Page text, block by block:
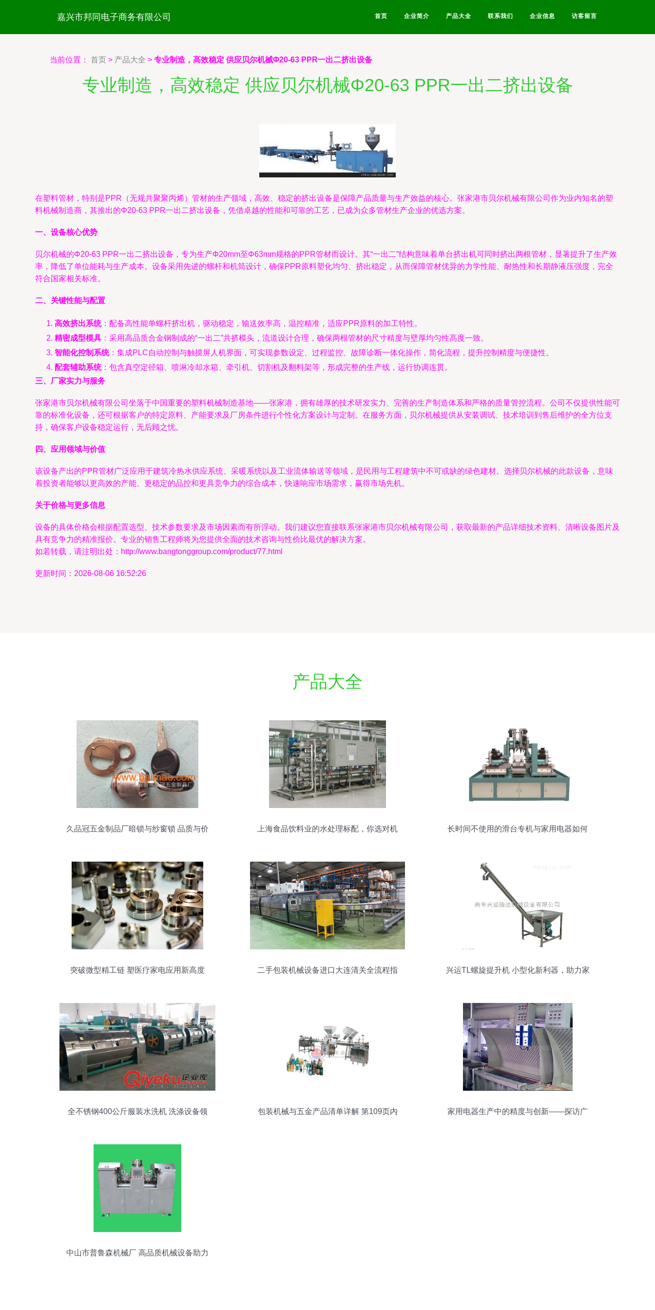
嘉兴市邦同电子商务有限公司 首页 企业简介 产品大全 联系我们 企业信息 访客留言
当前位置： 首页 > 产品大全 > 专业制造，高效稳定 供应贝尔机械Φ20-63 PPR一出二挤出设备
专业制造，高效稳定 供应贝尔机械Φ20-63 PPR一出二挤出设备
在塑料管材，特别是PPR（无规共聚聚丙烯）管材的生产领域，高效、稳定的挤出设备是保障产品质量与生产效益的核心。张家港市贝尔机械有限公司作为业内知名的塑
料机械制造商，其推出的Φ20-63 PPR一出二挤出设备，凭借卓越的性能和可靠的工艺，已成为众多管材生产企业的优选方案。
一、设备核心优势
贝尔机械的Φ20-63 PPR一出二挤出设备，专为生产Φ20mm至Φ63mm规格的PPR管材而设计。其“一出二”结构意味着单台挤出机可同时挤出两根管材，显著提升了生产效
率，降低了单位能耗与生产成本。设备采用先进的螺杆和机筒设计，确保PPR原料塑化均匀、挤出稳定，从而保障管材优异的力学性能、耐热性和长期静液压强度，完全
符合国家相关标准。
二、关键性能与配置
高效挤出系统：配备高性能单螺杆挤出机，驱动稳定，输送效率高，温控精准，适应PPR原料的加工特性。
精密成型模具 ：采用高品质合金钢制成的“一出二”共挤模头，流道设计合理，确保两根管材的尺寸精度与壁厚均匀性高度一致。
智能化控制系统：集成PLC自动控制与触摸屏人机界面，可实现参数设定、过程监控、故障诊断一体化操作，简化流程，提升控制精度与便捷性。
配套辅助系统：包含真空定径箱、喷淋冷却水箱、牵引机、切割机及翻料架等，形成完整的生产线，运行协调连贯。
三、厂家实力与服务
张家港市贝尔机械有限公司坐落于中国重要的塑料机械制造基地——张家港，拥有雄厚的技术研发实力、完善的生产制造体系和严格的质量管控流程。公司不仅提供性能可
靠的标准化设备，还可根据客户的特定原料、产能要求及厂房条件进行个性化方案设计与定制。在服务方面，贝尔机械提供从安装调试、技术培训到售后维护的全方位支
持，确保客户设备稳定运行，无后顾之忧。
四、应用领域与价值
该设备产出的PPR管材广泛应用于建筑冷热水供应系统、采暖系统以及工业流体输送等领域，是民用与工程建筑中不可或缺的绿色建材。选择贝尔机械的此款设备，意味
着投资者能够以更高效的产能、更稳定的品控和更具竞争力的综合成本，快速响应市场需求，赢得市场先机。
关于价格与更多信息
设备的具体价格会根据配置选型、技术参数要求及市场因素而有所浮动。我们建议您直接联系张家港市贝尔机械有限公司，获取最新的产品详细技术资料、清晰设备图片及
具有竞争力的精准报价。专业的销售工程师将为您提供全面的技术咨询与性价比最优的解决方案。
如若转载，请注明出处：http://www.bangtonggroup.com/product/77.html
更新时间：2026-08-06 16:52:26
产品大全
久品冠五金制品厂暗锁与纱窗锁 品质与价
上海食品饮料业的水处理标配，你选对机
长时间不使用的滑台专机与家用电器如何
突破微型精工链 塑医疗家电应用新高度
二手包装机械设备进口大连清关全流程指
兴运TL螺旋提升机 小型化新利器，助力家
全不锈钢400公斤服装水洗机 洗涤设备领
包装机械与五金产品清单详解 第109页内
家用电器生产中的精度与创新——探访广
中山市普鲁森机械厂 高品质机械设备助力